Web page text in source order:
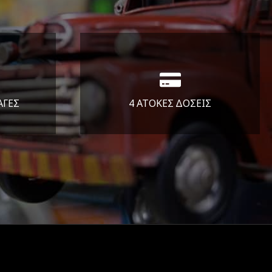
4 ΑΤΟΚΕΣ ΔΟΣΕΙΣ
Υποστηρίζουμε μέχρι και 4
άτοκες δόσεις